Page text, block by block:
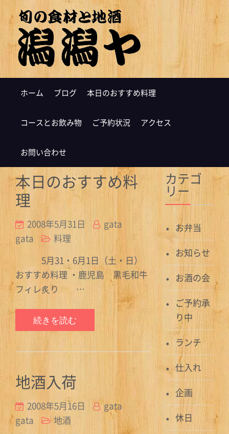
ホーム ブログ 本日のおすすめ料理
コースとお飲み物 ご予約状況 アクセス
お問い合わせ
本日のおすすめ料
理
2008年5月31日
gata
gata
料理
5月31・6月1日（土・日）
おすすめ料理 ・鹿児島 黒毛和牛
フィレ炙り …
続きを読む
地酒入荷
2008年5月16日
gata
gata
地酒
カテゴ
リー
お弁当
お知らせ
お酒の会
ご予約承
り中
ランチ
仕入れ
企画
休日